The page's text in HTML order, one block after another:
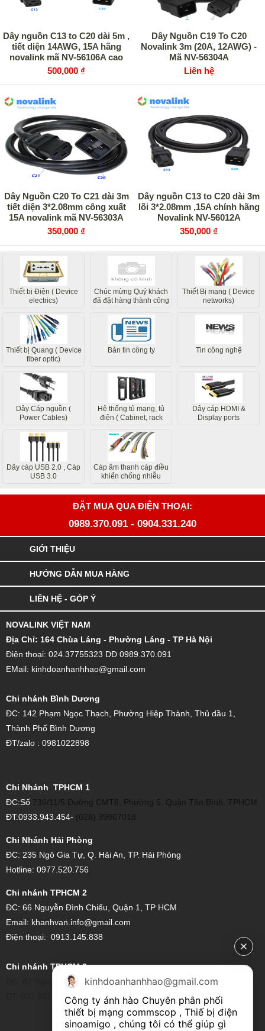
Dây nguồn C13 to C20 dài 5m ,
tiết diện 14AWG, 15A hãng
novalink mã NV-56106A cao
cấp
500,000 ₫
Dây Nguồn C19 To C20
Novalink 3m (20A, 12AWG) -
Mã NV-56304A
Liên hệ
Dây Nguồn C20 To C21 dài 3m
tiết diện 3*2.08mm công xuất
15A novalink mã NV-56303A
cao cấp
350,000 ₫
Dây nguồn C13 to C20 dài 3m
lõi 3*2.08mm ,15A chính hãng
Novalink NV-56012A
350,000 ₫
Thiết bị Điện ( Device
electrics)
Chúc mừng Quý khách
đã đặt hàng thành công
của chúng tôi sẽ liên hệ
sớm nhất
Thiết Bị mạng ( Device
networks)
Thiết bị Quang ( Device
fiber optic)
Bản tin công ty Tin công nghệ
Dây Cáp nguồn (
Power Cables)
Hệ thống tủ mạng, tủ
điện ( Cabinet, rack
Dây cáp HDMI &
Display ports
Dây cáp USB 2.0 , Cáp
USB 3.0
Cáp âm thanh cáp điều
khiển chống nhiễu
ĐẶT MUA QUA ĐIỆN THOẠI:
0989.370.091 - 0904.331.240
GIỚI THIỆU
HƯỚNG DẪN MUA HÀNG
LIÊN HỆ - GÓP Ý
NOVALINK VIỆT NAM
Địa Chỉ: 164 Chùa Láng - Phường Láng - TP Hà Nội
Điện thoại: 024.37755323 DĐ 0989.370.091
EMail: kinhdoanhanhhao@gmail.com
Chi nhánh Bình Dương
ĐC: 142 Phạm Ngọc Thạch, Phường Hiệp Thành, Thủ dầu 1,
Thành Phố Bình Dương
ĐT/zalo : 0981022898
Chi Nhánh TPHCM 1
ĐC:Số 736/11/5 Đường CMT8, Phường 5, Quận Tân Bình, TPHCM
ĐT:0933.943.454- (028) 39907018
Chi Nhánh Hải Phòng
ĐC: 235 Ngô Gia Tự, Q. Hải An, TP. Hải Phòng
Hotline: 0977.520.756
Chi nhánh TPHCM 2
ĐC: 66 Nguyễn Đình Chiểu, Quận 1, TP HCM
Email: khanhvan.info@gmail.com
Điện thoại: 0913.145.838
Chi nhánh TPHCM 3
ĐC: 82 Nguyễn Xí, Phường 26, Bình Thạnh, Hồ Chí Minh
ĐT: 097.867.6997
kinhdoanhanhhao@gmail.com
Công ty ánh hào Chuyên phân phối
thiết bị mạng commscop , Thiế bị điện
sinoamigo , chúng tôi có thể giúp gì